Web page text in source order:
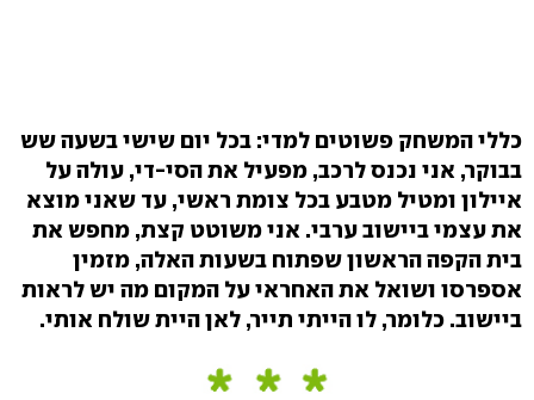
כללי המשחק פשוטים למדי: בכל יום שישי בשעה שש
בבוקר, אני נכנס לרכב, מפעיל את הסי-די, עולה על
איילון ומטיל מטבע בכל צומת ראשי, עד שאני מוצא
את עצמי ביישוב ערבי. אני משוטט קצת, מחפש את
בית הקפה הראשון שפתוח בשעות האלה, מזמין
אספרסו ושואל את האחראי על המקום מה יש לראות
ביישוב. כלומר, לו הייתי תייר, לאן היית שולח אותי.